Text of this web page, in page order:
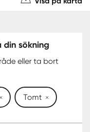
din sökning
eller ta bort
Tomt